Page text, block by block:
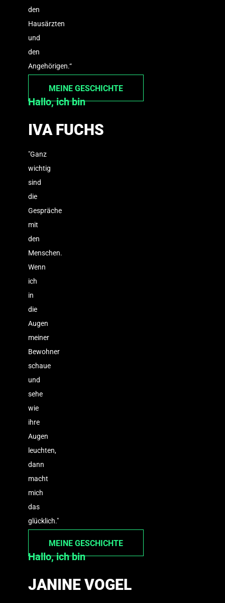
den
Hausärzten
und
den
Angehörigen.“
MEINE GESCHICHTE
Hallo, ich bin
IVA FUCHS
"Ganz
wichtig
sind
die
Gespräche
mit
den
Menschen.
Wenn
ich
in
die
Augen
meiner
Bewohner
schaue
und
sehe
wie
ihre
Augen
leuchten,
dann
macht
mich
das
glücklich."
MEINE GESCHICHTE
Hallo, ich bin
JANINE VOGEL